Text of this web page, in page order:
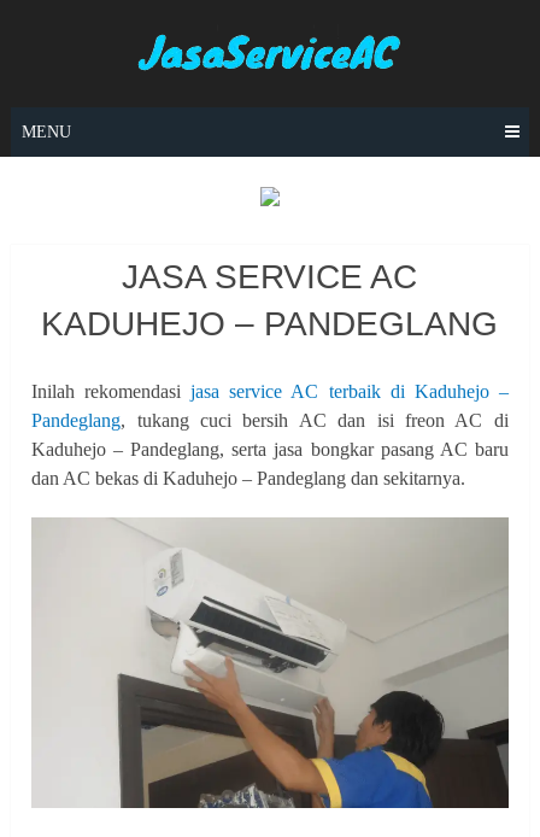
MENU
JASA SERVICE AC
KADUHEJO – PANDEGLANG
Inilah rekomendasijasa service AC terbaik di Kaduhejo –
Pandeglang, tukang cuci bersih AC dan isi freon AC di
Kaduhejo – Pandeglang, serta jasa bongkar pasang AC baru
dan AC bekas di Kaduhejo – Pandeglang dan sekitarnya.